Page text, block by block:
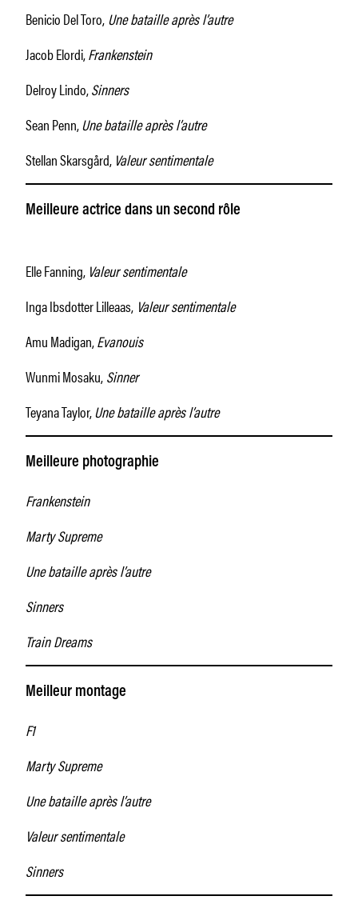
Benicio Del Toro,Une bataille après l’autre
Jacob Elordi,Frankenstein
Delroy Lindo,Sinners
Sean Penn,Une bataille après l’autre
Stellan Skarsgård, Valeur sentimentale
Meilleure actrice dans un second rôle
Elle Fanning, Valeur sentimentale
Inga Ibsdotter Lilleaas, Valeur sentimentale
Amu Madigan,Evanouis
Wunmi Mosaku,Sinner
Teyana Taylor,Une bataille après l’autre
Meilleure photographie
Frankenstein
Marty Supreme
Une bataille après l’autre
Sinners
Train Dreams
Meilleur montage
F1
Marty Supreme
Une bataille après l’autre
Valeur sentimentale
Sinners